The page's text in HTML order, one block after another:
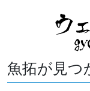
魚拓が見つ